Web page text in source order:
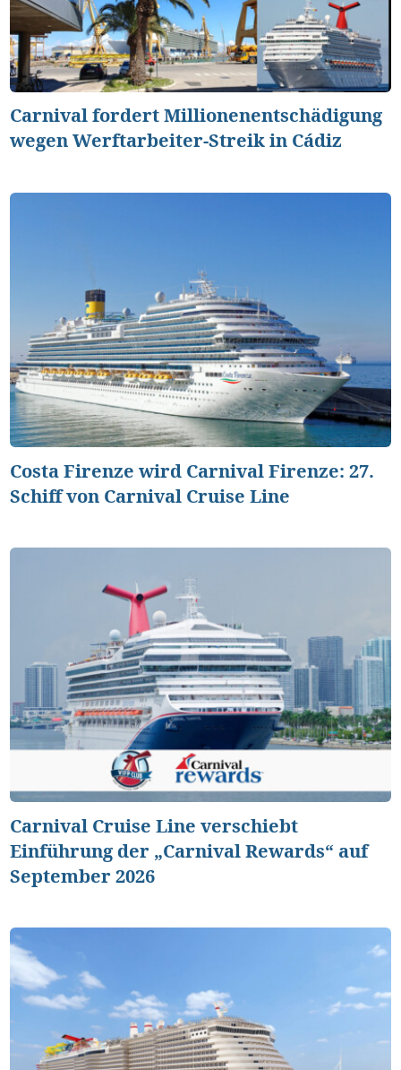
Carnival fordert Millionenentschädigung
wegen Werftarbeiter-Streik in Cádiz
Costa Firenze wird Carnival Firenze: 27.
Schiff von Carnival Cruise Line
Carnival Cruise Line verschiebt
Einführung der „Carnival Rewards“ auf
September 2026